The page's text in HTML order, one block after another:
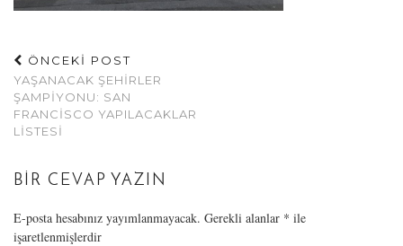
ÖNCEKİ POST
YAŞANACAK ŞEHIRLER
ŞAMPIYONU: SAN
FRANCISCO YAPILACAKLAR
LISTESI
BIR CEVAP YAZIN
E-posta hesabınız yayımlanmayacak. Gerekli alanlar * ile
işaretlenmişlerdir